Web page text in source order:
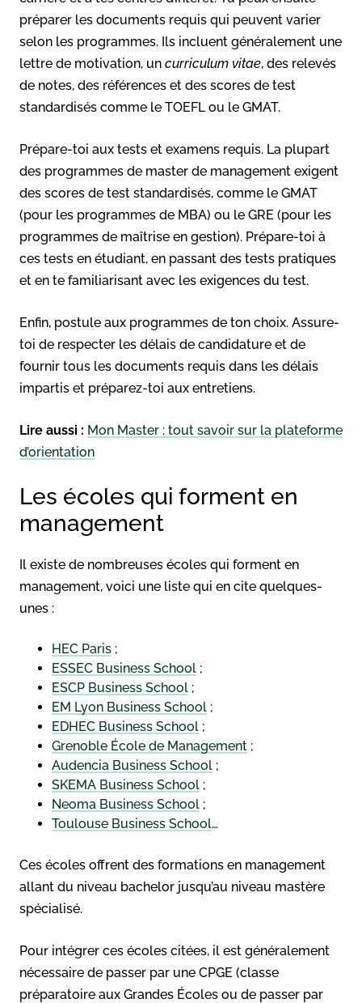
préparer les documents requis qui peuvent varier
selon les programmes. Ils incluent généralement une
lettre de motivation, un curriculum vitae, des relevés
de notes, des références et des scores de test
standardisés comme le TOEFL ou le GMAT.
Prépare-toi aux tests et examens requis. La plupart
des programmes de master de management exigent
des scores de test standardisés, comme le GMAT
(pour les programmes de MBA) ou le GRE (pour les
programmes de maîtrise en gestion). Prépare-toi à
ces tests en étudiant, en passant des tests pratiques
et en te familiarisant avec les exigences du test.
Enfin, postule aux programmes de ton choix. Assure-
toi de respecter les délais de candidature et de
fournir tous les documents requis dans les délais
impartis et préparez-toi aux entretiens.
Lire aussi : Mon Master : tout savoir sur la plateforme
d’orientation
Les écoles qui forment en
management
Il existe de nombreuses écoles qui forment en
management, voici une liste qui en cite quelques-
unes :
HEC Paris ;
ESSEC Business School ;
ESCP Business School ;
EM Lyon Business School ;
EDHEC Business School ;
Grenoble École de Management ;
Audencia Business School ;
SKEMA Business School ;
Neoma Business School ;
Toulouse Business School…
Ces écoles offrent des formations en management
allant du niveau bachelor jusqu’au niveau mastère
spécialisé.
Pour intégrer ces écoles citées, il est généralement
nécessaire de passer par une CPGE (classe
préparatoire aux Grandes Écoles ou de passer par